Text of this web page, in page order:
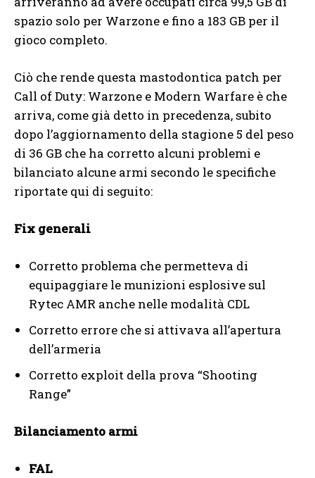
spazio solo per Warzone e fino a 183 GB per il
gioco completo.
Ciò che rende questa mastodontica patch per
Call of Duty: Warzone e Modern Warfare è che
arriva, come già detto in precedenza, subito
dopo l’aggiornamento della stagione 5 del peso
di 36 GB che ha corretto alcuni problemi e
bilanciato alcune armi secondo le specifiche
riportate qui di seguito:
Fix generali
Corretto problema che permetteva di
equipaggiare le munizioni esplosive sul
Rytec AMR anche nelle modalità CDL
Corretto errore che si attivava all’apertura
dell’armeria
Corretto exploit della prova “Shooting
Range”
Bilanciamento armi
FAL